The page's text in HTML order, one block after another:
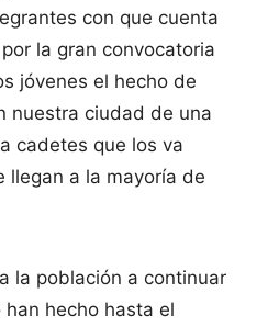
con que cuenta
la gran convocatoria
jóvenes el hecho de
nuestra ciudad de una
cadetes que los va
llegan a la mayoría de
la población a continuar
hecho hasta el